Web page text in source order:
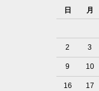
日
月
2 3
9 10
16 17